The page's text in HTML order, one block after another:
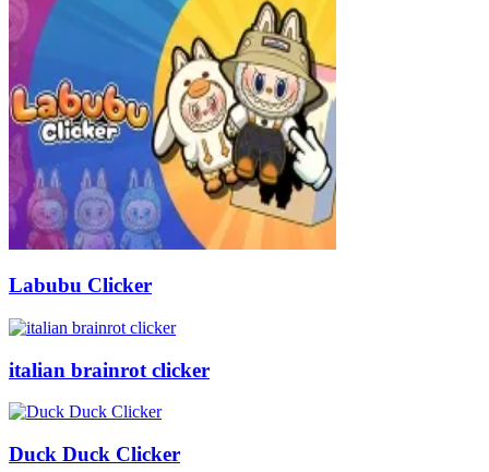
Labubu Clicker
italian brainrot clicker
Duck Duck Clicker